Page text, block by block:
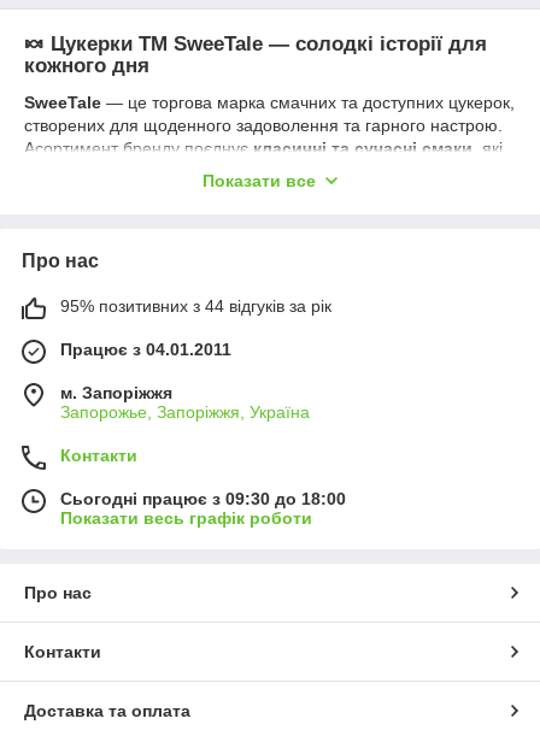
🍬 Цукерки ТМ SweeTale — солодкі історії для
кожного дня
SweeTale — це торгова марка смачних та доступних цукерок,
створених для щоденного задоволення та гарного настрою.
Асортимент бренду поєднує класичні та сучасні смаки , які
подобаються як дітям, так і дорослим. Цукерки SweeTale —
У лінійці
різноманітними начинками: фруктові, кремові, карамельні,
желейні та комбіновані. Кожен продукт має яскравий смак,
ніжну текстуру та апетитний аромат. Цукерки чудово
підходять як для домашнього споживання, так і для
наповнення вітрин магазинів, подарункових наборів або
святкових столів.
БрендSweeTale орієнтований на широку аудиторію та є
популярним вибором для
Завдяки різноманіттю форматів і смаків, цукерки цієї торгової
марки легко підібрати під будь-які потреби покупців.
Показати все
Про нас
95% позитивних з 44 відгуків за рік
Працює з 04.01.2011
м. Запоріжжя
Запорожье, Запоріжжя, Україна
Контакти
Сьогодні працює з 09:30 до 18:00
Показати весь графік роботи
Про нас
Контакти
Доставка та оплата